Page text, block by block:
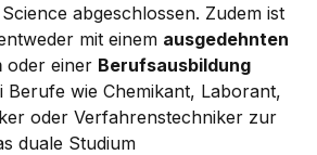
abgeschlossen. Zudem ist
mit einem ausgedehnten
oder einer Berufsausbildung
Berufe wie Chemikant, Laborant,
oder Verfahrenstechniker zur
duale Studium